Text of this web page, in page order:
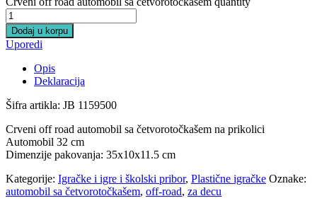
Dodaj u korpu
Uporedi
Opis
Deklaracija
Šifra artikla: JB 1159500
Crveni off road automobil sa četvorotočkašem na prikolici
Automobil 32 cm
Dimenzije pakovanja: 35x10x11.5 cm
Kategorije: Igračke i igre i školski pribor, Plastične igračke Oznake:
automobil sa četvorotočkašem, off-road, za decu